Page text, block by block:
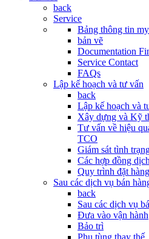
back
Service
Bảng thông tin
bản vẽ
Documentation
Service Contact
FAQs
Lập kế hoạch và tư vấn
back
Lập kế hoạch và
Xây dựng và Kỹ
Tư vấn về hiệu
TCO
Giám sát tình
Các hợp đồng
Quy trình đặt
Sau các dịch vụ bán
back
Sau các dịch vụ
Đưa vào vận hành
Bảo trì
Phụ tùng thay thế